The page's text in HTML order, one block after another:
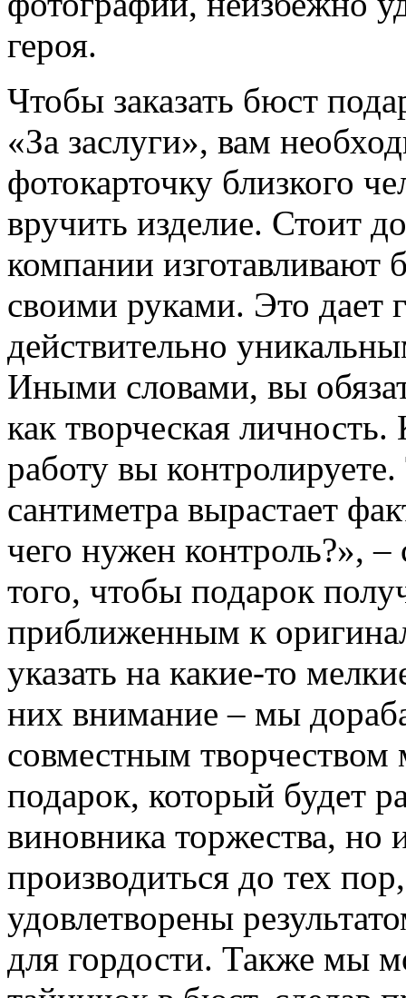
героя.
Чтобы заказать бюст
«За заслуги», вам
фотокарточку близкого
вручить изделие. Стоит
компании изготавливают
своими руками. Это дает
действительно
Иными словами, вы
как творческая
работу вы
сантиметра вырастает
чего нужен контроль?»,
того, чтобы подарок
приближенным к
указать на какие-то
них внимание – мы
совместным
подарок, который будет
виновника торжества, но
производиться до тех
удовлетворены
для гордости. Также мы